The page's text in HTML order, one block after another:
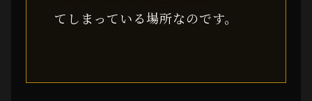
てしまっている場所なのです。